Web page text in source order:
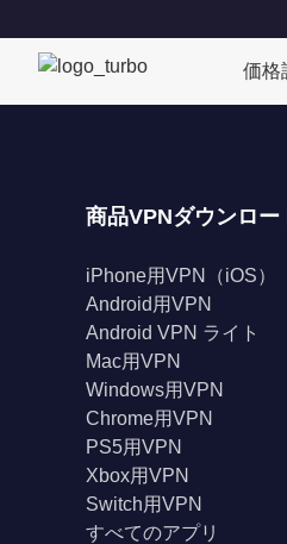
価格
商品VPNダウンロー
iPhone用VPN（iOS）
Android用VPN
Android VPN ライト
Mac用VPN
Windows用VPN
Chrome用VPN
PS5用VPN
Xbox用VPN
Switch用VPN
すべてのアプリ